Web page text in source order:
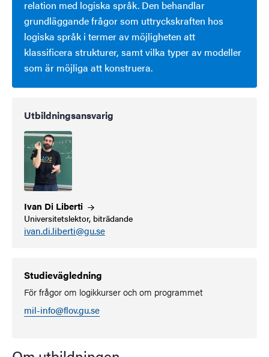
relation med logiska språk. Den behandlar
grundläggande frågor som uttryckskraften hos
logiska språk i termer av möjligheten att
klassificera strukturer, samt vilka typer av modeller
som är möjliga att konstruera.
Utbildningsansvarig
Ivan Di Liberti
Universitetslektor, biträdande
ivan.di.liberti@gu.se
Studievägledning
För frågor om logikkurser och om programmet
mil-info@flov.gu.se